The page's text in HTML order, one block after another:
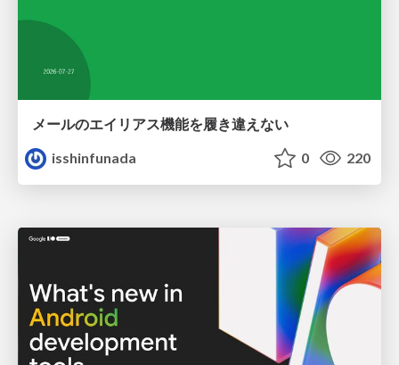
メールのエイリアス機能を履き違えない
isshinfunada
0 220